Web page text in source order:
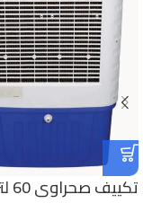
تكييف صحراوي 60 لتر زمزم